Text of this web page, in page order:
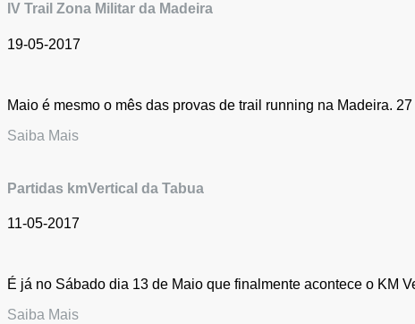
IV Trail Zona Militar da Madeira
19-05-2017
Maio é mesmo o mês das provas de trail running na Madeira.
Saiba Mais
Partidas kmVertical da Tabua
11-05-2017
É já no Sábado dia 13 de Maio que finalmente acontece o KM
Saiba Mais